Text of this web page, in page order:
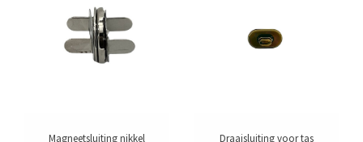
Magneetsluiting nikkel Draaisluiting voor tas